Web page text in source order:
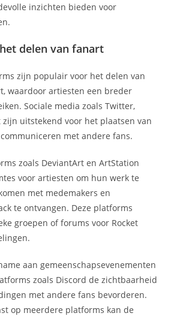
inzichten bieden voor
delen van fanart
zijn populair voor het delen van
waardoor artiesten een breder
Sociale media zoals Twitter,
uitstekend voor het plaatsen van
met andere fans.
zoals DeviantArt en ArtStation
voor artiesten om hun werk te
met medemakers en
te ontvangen. Deze platforms
groepen of forums voor Rocket
aan gemeenschapsevenementen
zoals Discord de zichtbaarheid
met andere fans bevorderen.
op meerdere platforms kan de